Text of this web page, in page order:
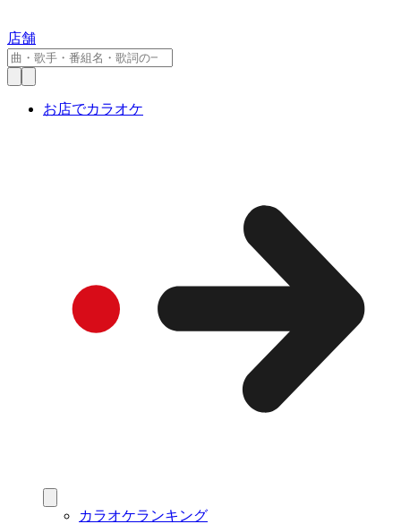
店舗
お店でカラオケ
カラオケランキング